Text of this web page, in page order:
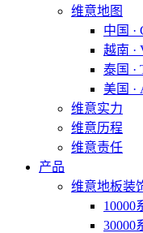
维意地图
中国 ·
越南 ·
泰国 ·
美国 ·
维意实力
维意历程
维意责任
产品
维意地板装
10000
30000